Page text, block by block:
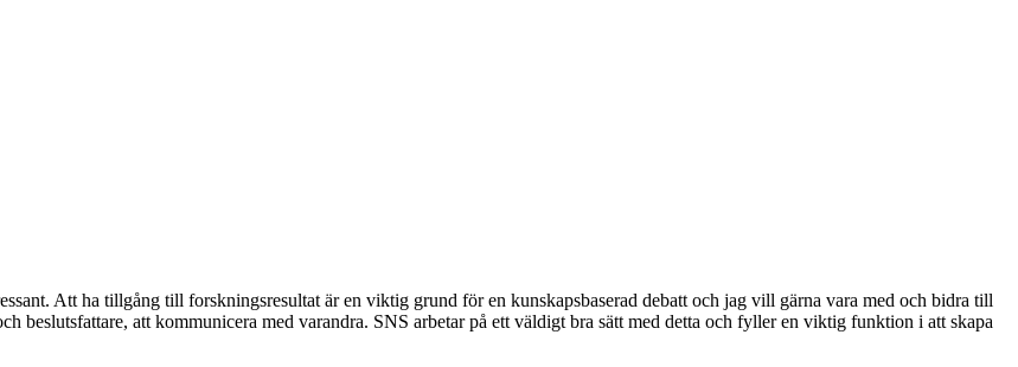
Att ha tillgång till forskningsresultat är en viktig grund för en kunskapsbaserad debatt och jag vill gärna vara med och bidra till
beslutsfattare, att kommunicera med varandra. SNS arbetar på ett väldigt bra sätt med detta och fyller en viktig funktion i att skapa